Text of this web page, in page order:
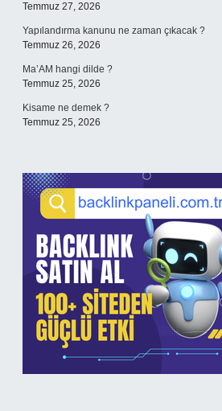
Temmuz 27, 2026
Yapılandırma kanunu ne zaman çıkacak ?
Temmuz 26, 2026
Ma’AM hangi dilde ?
Temmuz 25, 2026
Kisame ne demek ?
Temmuz 25, 2026